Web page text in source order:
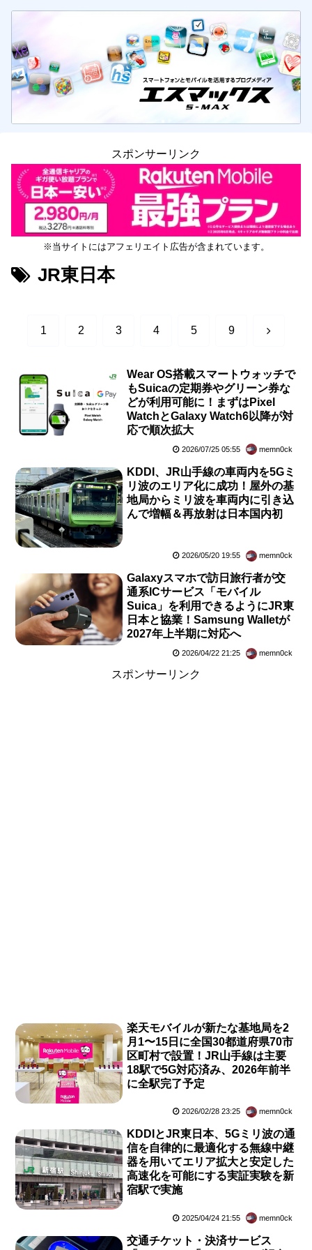
スポンサーリンク
※当サイトにはアフェリエイト広告が含まれています。
JR東日本
1 2 3 4 5 9 次
Wear OS搭載スマートウォッチで
もSuicaの定期券やグリーン券な
どが利用可能に！まずはPixel
WatchとGalaxy Watch6以降が対
応で順次拡大
2026/07/25 05:55 memn0ck
KDDI、JR山手線の車両内を5Gミ
リ波のエリア化に成功！屋外の基
地局からミリ波を車両内に引き込
んで増幅＆再放射は日本国内初
2026/05/20 19:55 memn0ck
Galaxyスマホで訪日旅行者が交
通系ICサービス「モバイル
Suica」を利用できるようにJR東
日本と協業！Samsung Walletが
2027年上半期に対応へ
2026/04/22 21:25 memn0ck
スポンサーリンク
楽天モバイルが新たな基地局を2
月1〜15日に全国30都道府県70市
区町村で設置！JR山手線は主要
18駅で5G対応済み、2026年前半
に全駅完了予定
2026/02/28 23:25 memn0ck
KDDIとJR東日本、5Gミリ波の通
信を自律的に最適化する無線中継
器を用いてエリア拡大と安定した
高速化を可能にする実証実験を新
宿駅で実施
2025/04/24 21:55 memn0ck
交通チケット・決済サービス